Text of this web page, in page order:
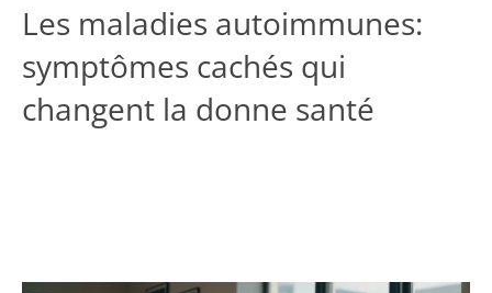
Les maladies autoimmunes:
symptômes cachés qui
changent la donne santé